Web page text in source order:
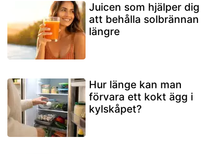
Juicen som hjälper dig
att behålla solbrännan
längre
Hur länge kan man
förvara ett kokt ägg i
kylskåpet?